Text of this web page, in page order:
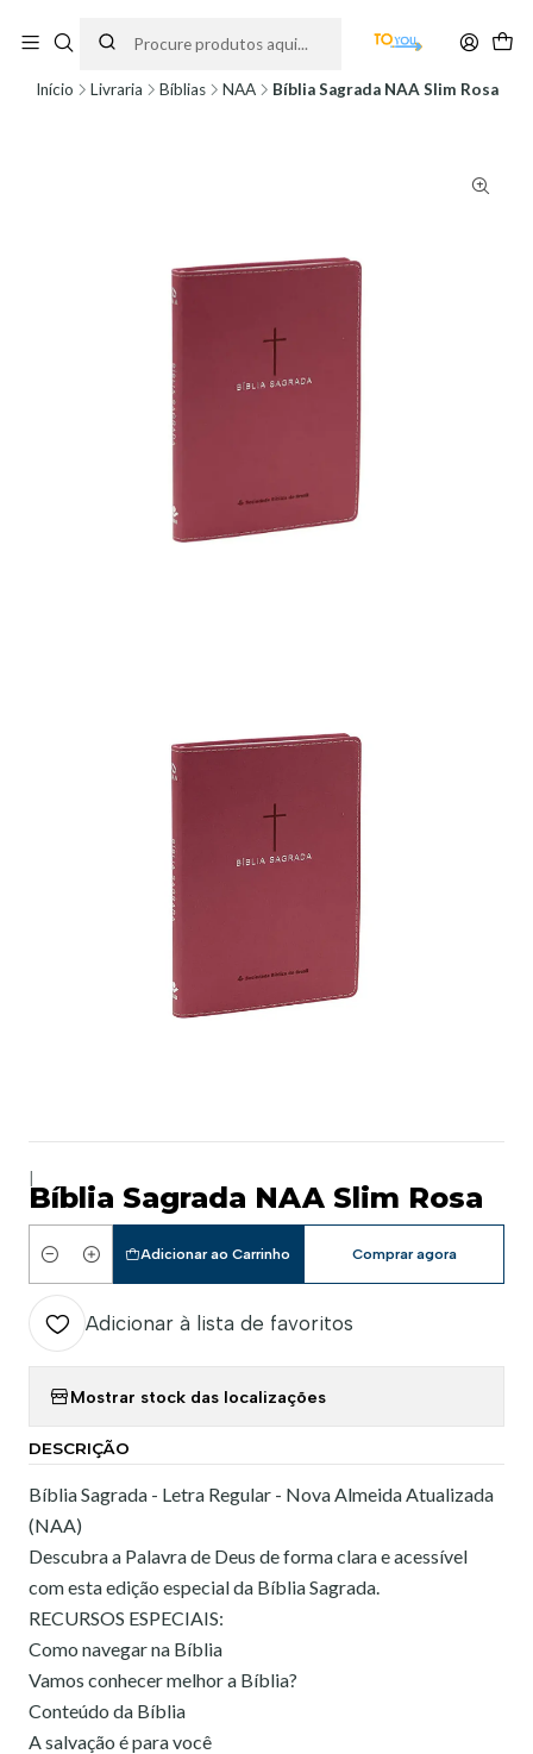
partir do dia 11 de Agosto, às 10H.
Início Livraria Bíblias NAA Bíblia Sagrada NAA Slim Rosa
Bíblia Sagrada NAA Slim Rosa
Quantidade
Adicionar ao Carrinho Comprar agora
Adicionar à lista de favoritos
Mostrar stock das localizações
DESCRIÇÃO
Bíblia Sagrada - Letra Regular - Nova Almeida Atualizada
(NAA)
Descubra a Palavra de Deus de forma clara e acessível
com esta edição especial da Bíblia Sagrada.
RECURSOS ESPECIAIS:
Como navegar na Bíblia
Vamos conhecer melhor a Bíblia?
Conteúdo da Bíblia
A salvação é para você